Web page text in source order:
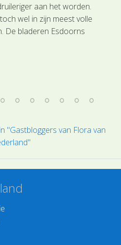
aan het worden.
wel in zijn meest volle
De bladeren Esdoorns
tot fel rood.
"Gastbloggers van Flora van